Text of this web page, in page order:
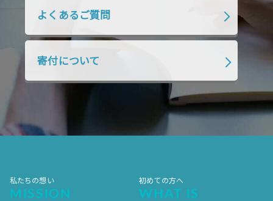
2018年7月 2018年6月
2018年4月 2018年3月 2018年2月
2018年1月 2017年12月
2017年10月 2017年9月 2017年8月
2017年5月
2017年4月
よくあるご質問
寄付について
私たちの想い
MISSION
初めての方へ
WHAT IS